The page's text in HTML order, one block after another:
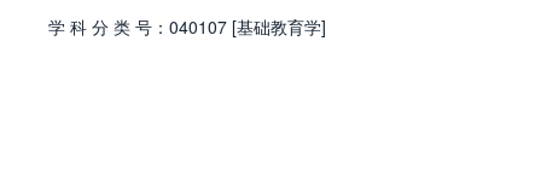
学 科 分 类 号： 040107 [基础教育学]